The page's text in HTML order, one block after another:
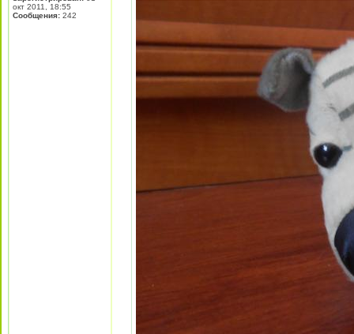
окт 2011, 18:55
Сообщения: 242